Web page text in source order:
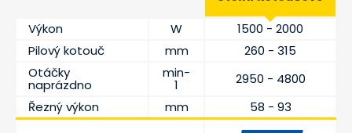
Výkon
W
1500 - 2000
Pilový kotouč
mm
260 - 315
Otáčky
naprázdno
min-
1
2950 - 4800
Řezný výkon
mm 58 - 93